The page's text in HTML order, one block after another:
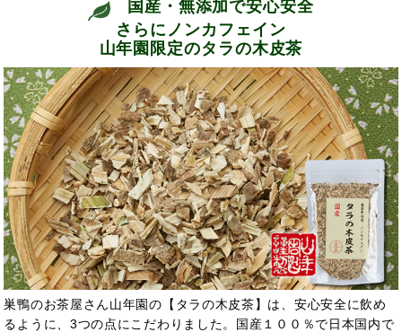
国産・無添加で安心安全
さらにノンカフェイン
山年園限定のタラの木皮茶
巣鴨のお茶屋さん山年園の【タラの木皮茶】は、安心安全に飲め
るように、3つの点にこだわりました。国産１００％で日本国内で